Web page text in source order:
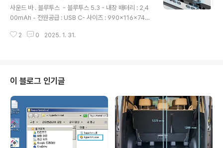
ang.com 포장 구성품 전체 - 벽고정용 브라켓은 분리
되어있지 않고 측면 마감 금속캡에 용접되어 있다. 기보유
치려는데 봉의 양끝이 금..
사운드 바 . 블루투스 - 블루투스 5.3 - 내장 배터리 : 2,4
00mAh - 전원공급 : USB C- 사이즈 : 990x116x74
개(2개는 서브 우퍼), 진동판 4개 - 리모컨 구입
marter Shopping, Better Living! Aliexpress.com
www.aliexpress.com 배송 : 2주 오른쪽 측면에 제
어버튼들 높이 : 다리 제외하면 6c..
2 0 2025. 1. 31.
이 블로그 인기글